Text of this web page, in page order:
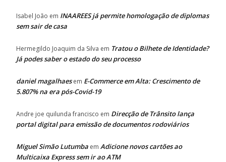
Isabel João em INAAREES já permite homologação de diplomas
sem sair de casa
Hermegildo Joaquim da Silva em Tratou o Bilhete de Identidade?
Já podes saber o estado do seu processo
daniel magalhaesem E-Commerce em Alta: Crescimento de
5.807% na era pós-Covid-19
Andre joe quilunda francisco em Direcção de Trânsito lança
portal digital para emissão de documentos rodoviários
Miguel Simão Lutumba em Adicione novos cartões ao
Multicaixa Express sem ir ao ATM